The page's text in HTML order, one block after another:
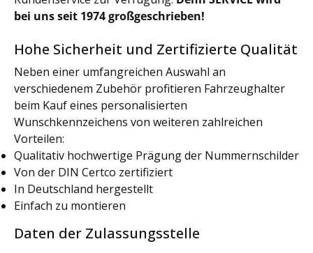
bei uns seit 1974 großgeschrieben!
Hohe Sicherheit und Zertifizierte Qualität
Neben einer umfangreichen Auswahl an
verschiedenem Zubehör profitieren Fahrzeughalter
beim Kauf eines personalisierten
Wunschkennzeichens von weiteren zahlreichen
Vorteilen:
Qualitativ hochwertige Prägung der Nummernschilder
Von der DIN Certco zertifiziert
In Deutschland hergestellt
Einfach zu montieren
Daten der Zulassungsstelle